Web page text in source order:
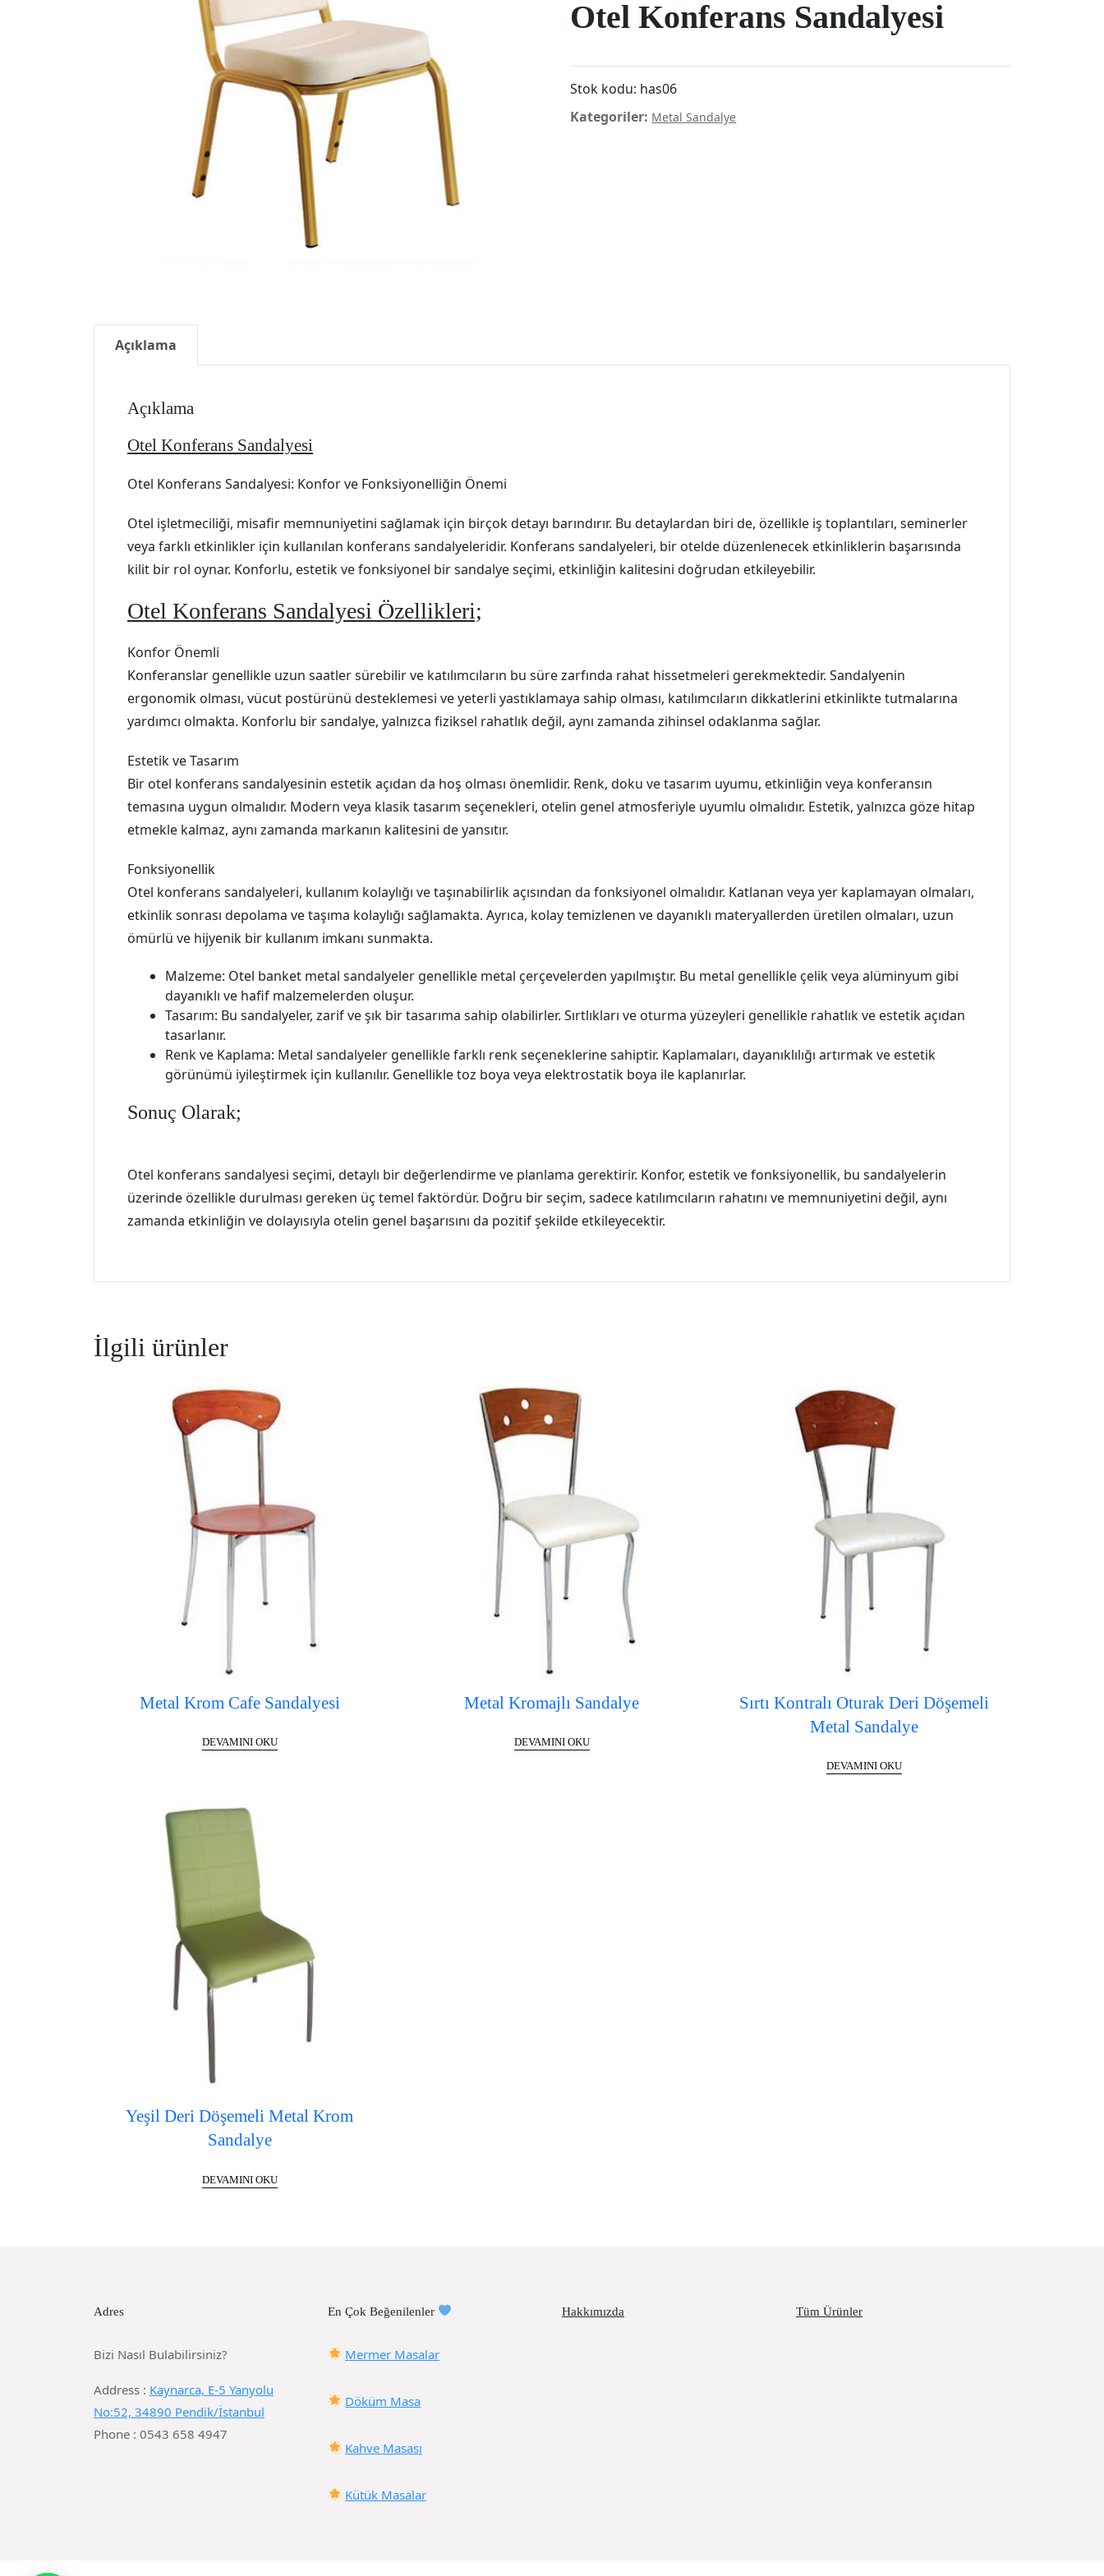
Otel Konferans Sandalyesi
Stok kodu: has06
Kategoriler: Metal Sandalye
Açıklama
Açıklama
Otel Konferans Sandalyesi
Otel Konferans Sandalyesi: Konfor ve Fonksiyonelliğin Önemi
Otel işletmeciliği, misafir memnuniyetini sağlamak için birçok detayı barındırır. Bu detaylardan biri de, özellikle iş toplantıları, seminerler
veya farklı etkinlikler için kullanılan konferans sandalyeleridir. Konferans sandalyeleri, bir otelde düzenlenecek etkinliklerin başarısında
kilit bir rol oynar. Konforlu, estetik ve fonksiyonel bir sandalye seçimi, etkinliğin kalitesini doğrudan etkileyebilir.
Otel Konferans Sandalyesi Özellikleri;
Konfor Önemli
Konferanslar genellikle uzun saatler sürebilir ve katılımcıların bu süre zarfında rahat hissetmeleri gerekmektedir. Sandalyenin
ergonomik olması, vücut postürünü desteklemesi ve yeterli yastıklamaya sahip olması, katılımcıların dikkatlerini etkinlikte tutmalarına
yardımcı olmakta. Konforlu bir sandalye, yalnızca fiziksel rahatlık değil, aynı zamanda zihinsel odaklanma sağlar.
Estetik ve Tasarım
Bir otel konferans sandalyesinin estetik açıdan da hoş olması önemlidir. Renk, doku ve tasarım uyumu, etkinliğin veya konferansın
temasına uygun olmalıdır. Modern veya klasik tasarım seçenekleri, otelin genel atmosferiyle uyumlu olmalıdır. Estetik, yalnızca göze hitap
etmekle kalmaz, aynı zamanda markanın kalitesini de yansıtır.
Fonksiyonellik
Otel konferans sandalyeleri, kullanım kolaylığı ve taşınabilirlik açısından da fonksiyonel olmalıdır. Katlanan veya yer kaplamayan olmaları,
etkinlik sonrası depolama ve taşıma kolaylığı sağlamakta. Ayrıca, kolay temizlenen ve dayanıklı materyallerden üretilen olmaları, uzun
ömürlü ve hijyenik bir kullanım imkanı sunmakta.
Malzeme: Otel banket metal sandalyeler genellikle metal çerçevelerden yapılmıştır. Bu metal genellikle çelik veya alüminyum gibi
dayanıklı ve hafif malzemelerden oluşur.
Tasarım: Bu sandalyeler, zarif ve şık bir tasarıma sahip olabilirler. Sırtlıkları ve oturma yüzeyleri genellikle rahatlık ve estetik açıdan
tasarlanır.
Renk ve Kaplama: Metal sandalyeler genellikle farklı renk seçeneklerine sahiptir. Kaplamaları, dayanıklılığı artırmak ve estetik
görünümü iyileştirmek için kullanılır. Genellikle toz boya veya elektrostatik boya ile kaplanırlar.
Sonuç Olarak;
Otel konferans sandalyesi seçimi, detaylı bir değerlendirme ve planlama gerektirir. Konfor, estetik ve fonksiyonellik, bu sandalyelerin
üzerinde özellikle durulması gereken üç temel faktördür. Doğru bir seçim, sadece katılımcıların rahatını ve memnuniyetini değil, aynı
zamanda etkinliğin ve dolayısıyla otelin genel başarısını da pozitif şekilde etkileyecektir.
İlgili ürünler
Metal Krom Cafe Sandalyesi
DEVAMINI OKU
Metal Kromajlı Sandalye
DEVAMINI OKU
Sırtı Kontralı Oturak Deri Döşemeli
Metal Sandalye
DEVAMINI OKU
Yeşil Deri Döşemeli Metal Krom
Sandalye
DEVAMINI OKU
Adres
Bizi Nasıl Bulabilirsiniz?
Address : Kaynarca, E-5 Yanyolu
No:52, 34890 Pendik/İstanbul
Phone : 0543 658 4947
En Çok Beğenilenler
Mermer Masalar
Döküm Masa
Kahve Masası
Kütük Masalar
Hakkımızda Tüm Ürünler